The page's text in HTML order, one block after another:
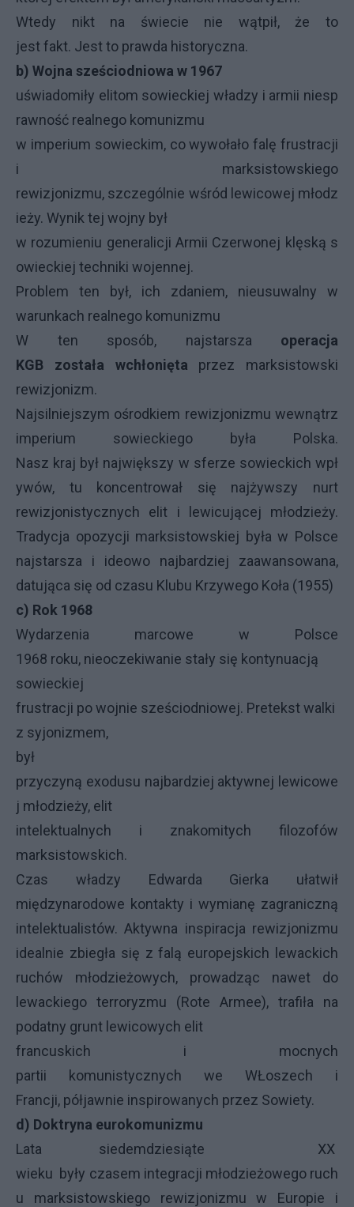
Wtedy nikt na świecie nie wątpił, że to
jest fakt. Jest to prawda historyczna.
b) Wojna sześciodniowa w 1967
uświadomiły elitom sowieckiej władzy i armii niesp
rawność realnego komunizmu
w imperium sowieckim, co wywołało falę frustracji
i marksistowskiego
rewizjonizmu, szczególnie wśród lewicowej młodz
ieży. Wynik tej wojny był
w rozumieniu generalicji Armii Czerwonej klęską s
owieckiej techniki wojennej.
Problem ten był, ich zdaniem, nieusuwalny w
warunkach realnego komunizmu
W ten sposób, najstarsza operacja
KGB została wchłonięta przez marksistowski
rewizjonizm.
Najsilniejszym ośrodkiem rewizjonizmu wewnątrz
imperium sowieckiego była Polska.
Nasz kraj był największy w sferze sowieckich wpł
ywów, tu koncentrował się najżywszy nurt
rewizjonistycznych elit i lewicującej młodzieży.
Tradycja opozycji marksistowskiej była w Polsce
najstarsza i ideowo najbardziej zaawansowana,
datująca się od czasu Klubu Krzywego Koła (1955)
c) Rok 1968
Wydarzenia marcowe w Polsce
1968 roku, nieoczekiwanie stały się kontynuacją
sowieckiej
frustracji po wojnie sześciodniowej. Pretekst walki
z syjonizmem,
był
przyczyną exodusu najbardziej aktywnej lewicowe
j młodzieży, elit
intelektualnych i znakomitych filozofów
marksistowskich.
Czas władzy Edwarda Gierka ułatwił
międzynarodowe kontakty i wymianę zagraniczną
intelektualistów. Aktywna inspiracja rewizjonizmu
idealnie zbiegła się z falą europejskich lewackich
ruchów młodzieżowych, prowadząc nawet do
lewackiego terroryzmu (Rote Armee), trafiła na
podatny grunt lewicowych elit
francuskich i mocnych
partii komunistycznych we WŁoszech i
Francji, półjawnie inspirowanych przez Sowiety.
d) Doktryna eurokomunizmu
Lata siedemdziesiąte XX
wieku były czasem integracji młodzieżowego ruch
u marksistowskiego rewizjonizmu w Europie i